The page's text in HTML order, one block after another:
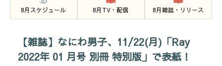
8月スケジュール 8月TV・配信 8月雑誌・リリース
【雑誌】なにわ男子、11/22(月)「Ray
2022年 01 月号 別冊 特別版」で表紙！